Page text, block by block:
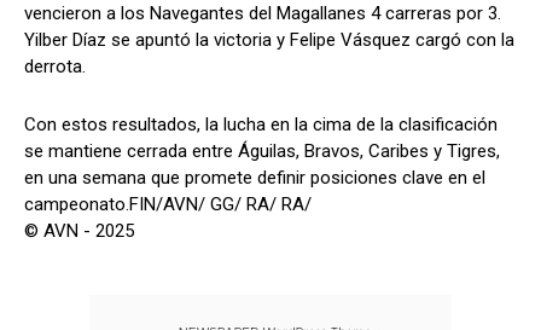
vencieron a los Navegantes del Magallanes 4 carreras por 3.
Yilber Díaz se apuntó la victoria y Felipe Vásquez cargó con la
derrota.
Con estos resultados, la lucha en la cima de la clasificación
se mantiene cerrada entre Águilas, Bravos, Caribes y Tigres,
en una semana que promete definir posiciones clave en el
campeonato.FIN/AVN/ GG/ RA/ RA/
© AVN - 2025